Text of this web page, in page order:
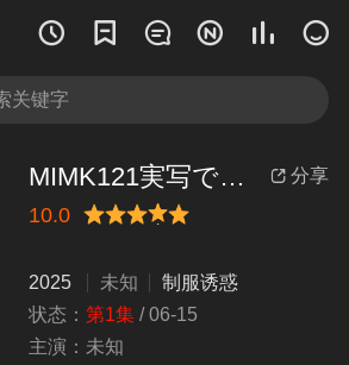
     
 分享
MIMK121実写でも！ヤラせてくれる先輩FANZA同人ランキング日間1位週間1位月間1位シリーズ総販
10.0
还行推荐
力荐
2025 未知
制服诱惑
状态： 第1集/06-15
主演： 未知